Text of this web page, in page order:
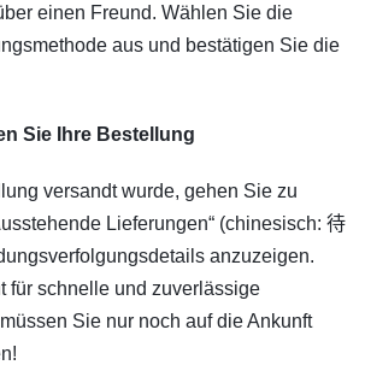
einen Freund. Wählen Sie die
aus und bestätigen Sie die
Sie Ihre Bestellung
versandt wurde, gehen Sie zu
Lieferungen“ (chinesisch: 待
anzuzeigen.
für schnelle und zuverlässige
Sie nur noch auf die Ankunft